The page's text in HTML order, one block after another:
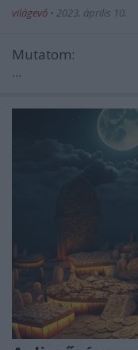
világevő • 2023. április 10.
Mutatom:
...